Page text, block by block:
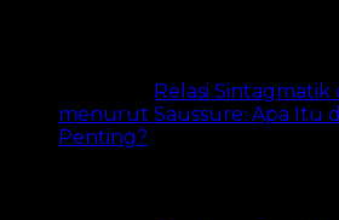
Relasi
menurut Saussure: Apa Itu
Penting?